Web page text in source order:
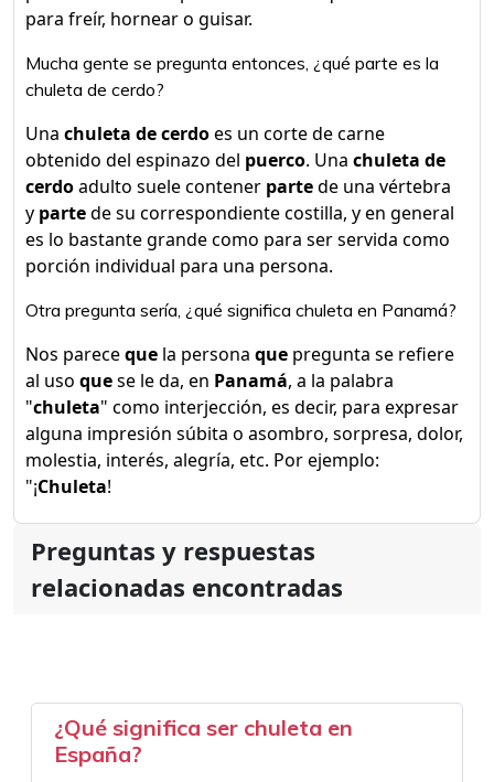
para freír, hornear o guisar.
Mucha gente se pregunta entonces, ¿qué parte es la
chuleta de cerdo?
Una chuleta de cerdoes un corte de carne
obtenido del espinazo del puerco. Una chuleta de
cerdoadulto suele contener partede una vértebra
y partede su correspondiente costilla, y en general
es lo bastante grande como para ser servida como
porción individual para una persona.
Otra pregunta sería, ¿qué significa chuleta en Panamá?
Nos pareceque la persona que pregunta se refiere
al uso quese le da, en Panamá, a la palabra
"chuleta" como interjección, es decir, para expresar
alguna impresión súbita o asombro, sorpresa, dolor,
molestia, interés, alegría, etc. Por ejemplo:
"¡Chuleta!
Preguntas y respuestas
relacionadas encontradas
¿Qué significa ser chuleta en
España?